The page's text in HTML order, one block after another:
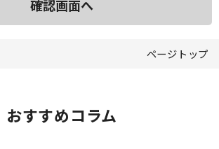
ページトップ
おすすめコラム